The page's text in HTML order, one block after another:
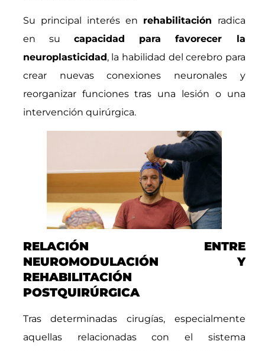
Su principal interés en rehabilitación radica
en sucapacidad para favorecer la
neuroplasticidad, la habilidad del cerebro para
crear nuevas conexiones neuronales y
reorganizar funciones tras una lesión o una
intervención quirúrgica.
RELACIÓN ENTRE
NEUROMODULACIÓN Y
REHABILITACIÓN
POSTQUIRÚRGICA
Tras determinadas cirugías, especialmente
aquellas relacionadas con el sistema